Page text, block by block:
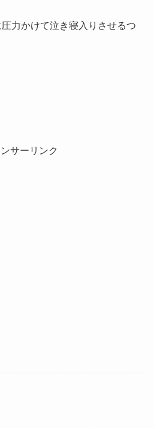
力かけて泣き寝入りさせるつ
サーリンク